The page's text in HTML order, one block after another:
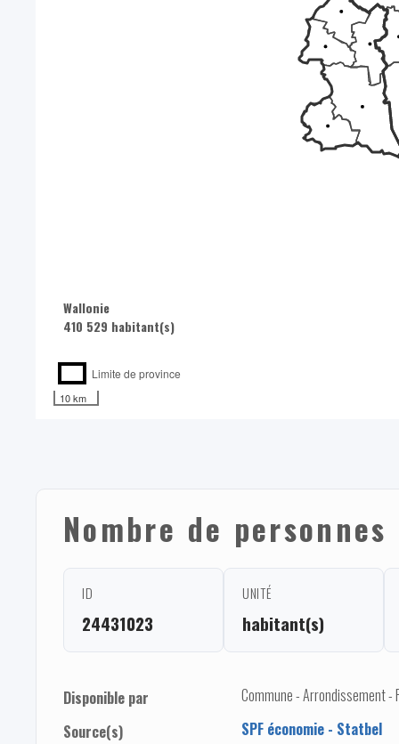
Wallonie
410 529 habitant(s)
Limite de province
10 km
Nombre de
ID
24431023
UNITÉ
habitant(s)
Disponible par
Commune - Arrondissement -
Source(s)
SPF économie - Statbel